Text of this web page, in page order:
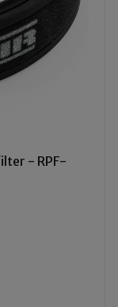
- RPF-